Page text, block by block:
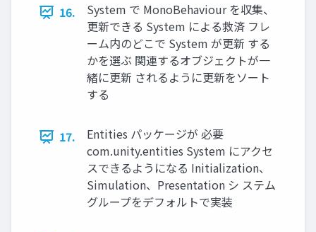
16.
System で MonoBehaviour を収集、
更新できる System による救済 フレ
ーム内のどこで System が更新 する
かを選ぶ 関連するオブジェクトが一
緒に更新 されるように更新をソート
する
17.
Entities パッケージが 必要
com.unity.entities System にアクセ
スできるようになる Initialization、
Simulation、Presentation シ ステム
グループをデフォルトで実装